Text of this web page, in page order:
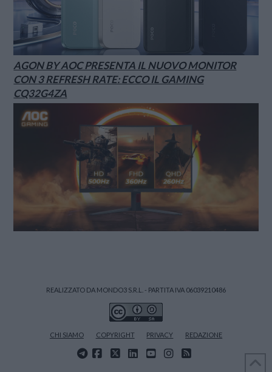
AGON BY AOC PRESENTA IL NUOVO MONITOR
CON 3 REFRESH RATE: ECCO IL GAMING
CQ32G4ZA
REALIZZATO DA MONDO3 S.R.L. - PARTITA IVA 06039210486
CHI SIAMO COPYRIGHT PRIVACY REDAZIONE